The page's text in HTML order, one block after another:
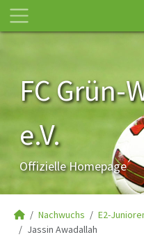
FC Grün-
e.V.
Offizielle Homepage
Nachwuchs E2-
Jassin Awadallah